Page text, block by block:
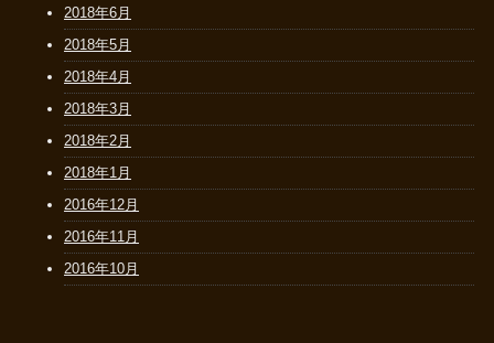
2018年6月
2018年5月
2018年4月
2018年3月
2018年2月
2018年1月
2016年12月
2016年11月
2016年10月